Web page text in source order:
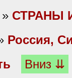
» СТРАНЫ
Россия,
Вниз ⇊